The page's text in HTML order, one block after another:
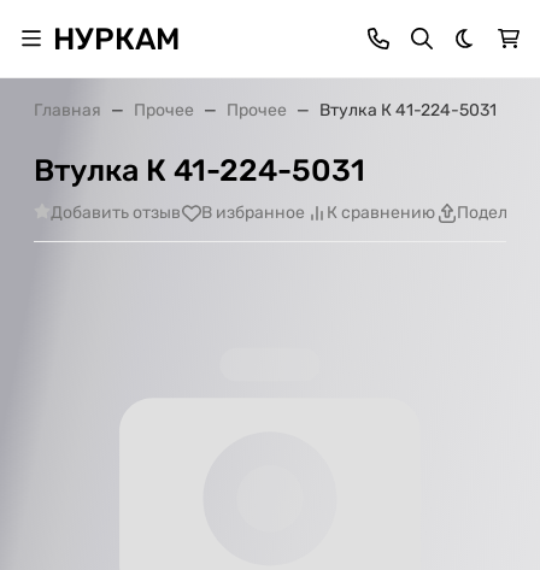
НУРКАМ Темная
Главная Прочее Прочее Втулка К 41-224-5031
Втулка К 41-224-5031
Добавить отзыв В избранное К сравнению